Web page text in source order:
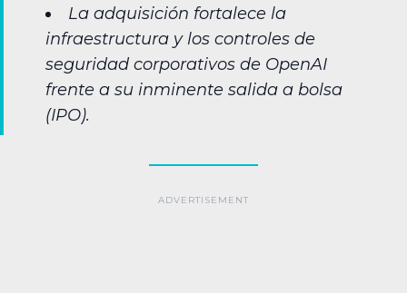
La adquisición fortalece la
infraestructura y los controles de
seguridad corporativos de OpenAI
frente a su inminente salida a bolsa
(IPO).